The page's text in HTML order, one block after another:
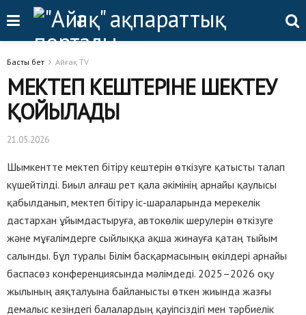
Басты бет Айғақ TV
МЕКТЕП КЕШТЕРІНЕ ШЕКТЕУ
ҚОЙЫЛАДЫ
21.05.2026
Шымкентте мектеп бітіру кештерін өткізуге қатысты талап
күшейтілді. Биыл алғаш рет қала әкімінің арнайы қаулысы
қабылданып, мектеп бітіру іс-шараларында мерекелік
дастархан ұйымдастыруға, автокөлік шерулерін өткізуге
және мұғалімдерге сыйлыққа ақша жинауға қатаң тыйым
салынды. Бұл туралы Білім басқармасының өкілдері арнайы
баспасөз конференциясында мәлімдеді. 2025–2026 оқу
жылының аяқталуына байланысты өткен жиында жазғы
демалыс кезіндегі балалардың қауіпсіздігі мен тәрбиелік